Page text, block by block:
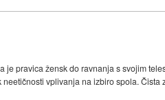
je pravica žensk do ravnanja s svojim
vplivanja na izbiro spola. Čista